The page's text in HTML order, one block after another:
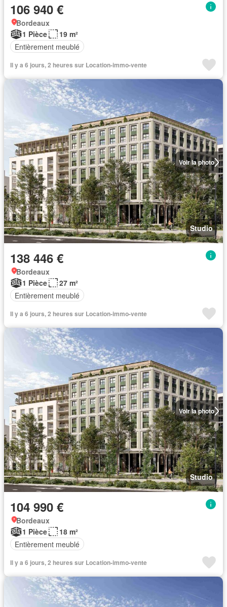
106 940 €
Bordeaux
1 Pièce
19 m²
Entièrement meublé
Il y a 6 jours, 2 heures sur Location-immo-vente
Voir la photo
Studio
138 446 €
Bordeaux
1 Pièce
27 m²
Entièrement meublé
Il y a 6 jours, 2 heures sur Location-immo-vente
Voir la photo
Studio
104 990 €
Bordeaux
1 Pièce
18 m²
Entièrement meublé
Il y a 6 jours, 2 heures sur Location-immo-vente